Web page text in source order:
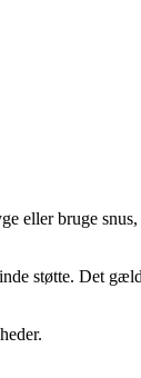
eller bruge
støtte. Det